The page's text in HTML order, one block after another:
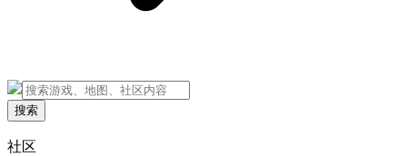
搜索
社区